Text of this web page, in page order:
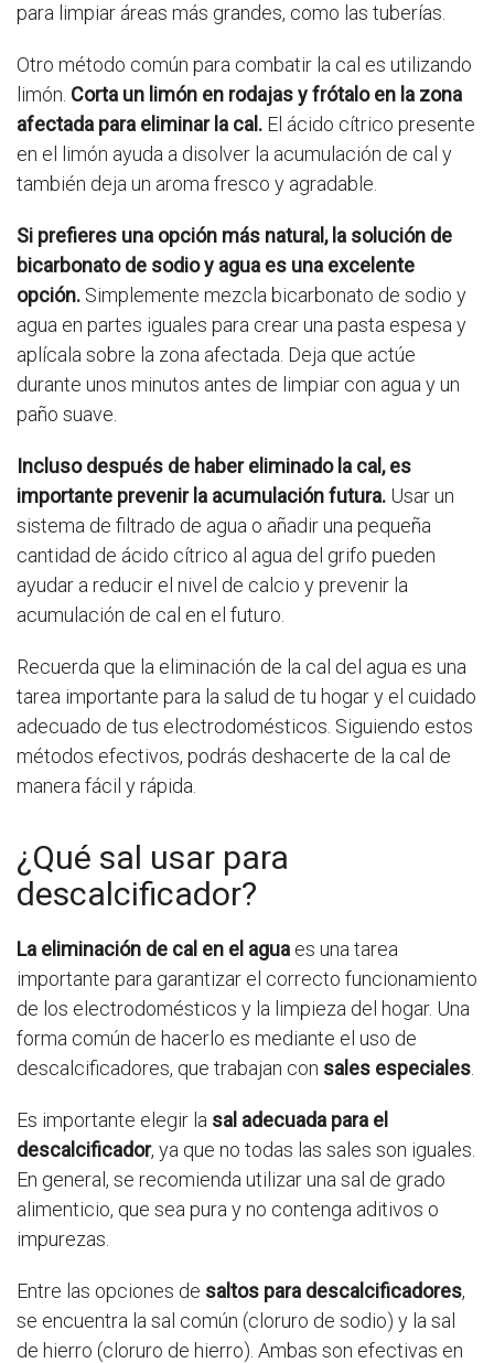
para limpiar áreas más grandes, como las tuberías.
Otro método común para combatir la cal es utilizando
limón. Corta un limón en rodajas y frótalo en la zona
afectada para eliminar la cal. El ácido cítrico presente
en el limón ayuda a disolver la acumulación de cal y
también deja un aroma fresco y agradable.
Si prefieres una opción más natural, la solución de
bicarbonato de sodio y agua es una excelente
opción. Simplemente mezcla bicarbonato de sodio y
agua en partes iguales para crear una pasta espesa y
aplícala sobre la zona afectada. Deja que actúe
durante unos minutos antes de limpiar con agua y un
paño suave.
Incluso después de haber eliminado la cal, es
importante prevenir la acumulación futura. Usar un
sistema de filtrado de agua o añadir una pequeña
cantidad de ácido cítrico al agua del grifo pueden
ayudar a reducir el nivel de calcio y prevenir la
acumulación de cal en el futuro.
Recuerda que la eliminación de la cal del agua es una
tarea importante para la salud de tu hogar y el cuidado
adecuado de tus electrodomésticos. Siguiendo estos
métodos efectivos, podrás deshacerte de la cal de
manera fácil y rápida.
¿Qué sal usar para
descalcificador?
La eliminación de cal en el agua es una tarea
importante para garantizar el correcto funcionamiento
de los electrodomésticos y la limpieza del hogar. Una
forma común de hacerlo es mediante el uso de
descalcificadores, que trabajan con sales especiales
Es importante elegir la sal adecuada para el
descalcificador, ya que no todas las sales son iguales.
En general, se recomienda utilizar una sal de grado
alimenticio, que sea pura y no contenga aditivos o
impurezas.
Entre las opciones de saltos para descalcificadores,
se encuentra la sal común (cloruro de sodio) y la sal
de hierro (cloruro de hierro). Ambas son efectivas en